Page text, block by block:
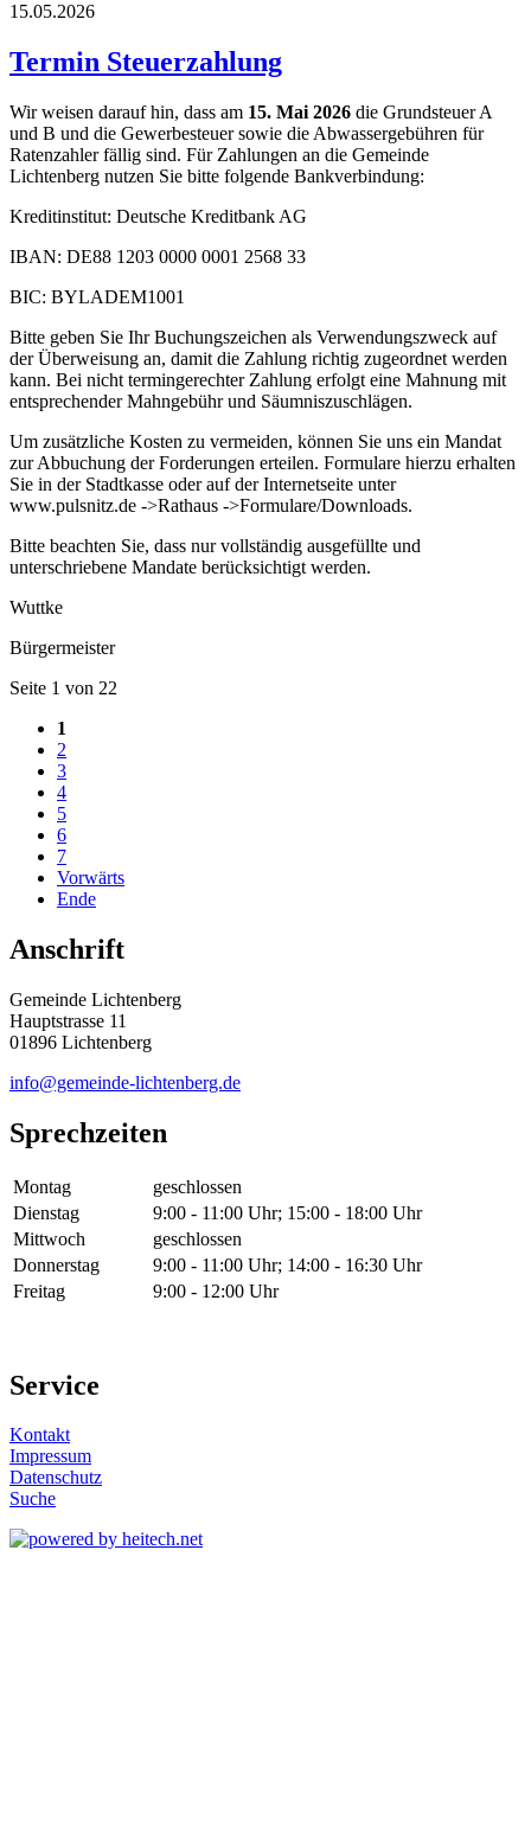
15.05.2026
Termin Steuerzahlung
Wir weisen darauf hin, dass am 15. Mai 2026 die Grundsteuer A
und B und die Gewerbesteuer sowie die Abwassergebühren für
Ratenzahler fällig sind. Für Zahlungen an die Gemeinde
Lichtenberg nutzen Sie bitte folgende Bankverbindung:
Kreditinstitut: Deutsche Kreditbank AG
IBAN: DE88 1203 0000 0001 2568 33
BIC: BYLADEM1001
Bitte geben Sie Ihr Buchungszeichen als Verwendungszweck auf
der Überweisung an, damit die Zahlung richtig zugeordnet werden
kann. Bei nicht termingerechter Zahlung erfolgt eine Mahnung mit
entsprechender Mahngebühr und Säumniszuschlägen.
Um zusätzliche Kosten zu vermeiden, können Sie uns ein Mandat
zur Abbuchung der Forderungen erteilen. Formulare hierzu erhalten
Sie in der Stadtkasse oder auf der Internetseite unter
www.pulsnitz.de ->Rathaus ->Formulare/Downloads.
Bitte beachten Sie, dass nur vollständig ausgefüllte und
unterschriebene Mandate berücksichtigt werden.
Wuttke
Bürgermeister
Seite 1 von 22
1
2
3
4
5
6
7
Vorwärts
Ende
Anschrift
Gemeinde Lichtenberg
Hauptstrasse 11
01896 Lichtenberg
info@gemeinde-lichtenberg.de
Sprechzeiten
Montag
geschlossen
Dienstag
9:00 - 11:00 Uhr; 15:00 - 18:00 Uhr
Mittwoch
geschlossen
Donnerstag
9:00 - 11:00 Uhr; 14:00 - 16:30 Uhr
Freitag
9:00 - 12:00 Uhr
Service
Kontakt
Impressum
Datenschutz
Suche